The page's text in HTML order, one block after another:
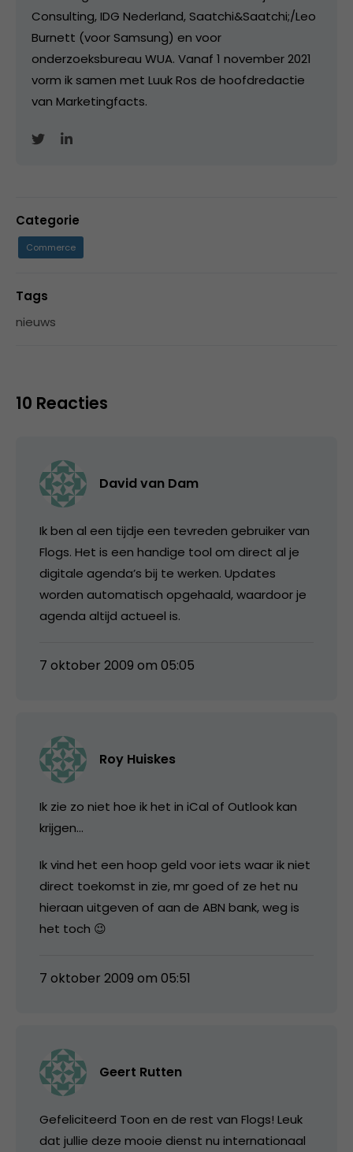
Consulting, IDG Nederland, Saatchi&Saatchi;/Leo
Burnett (voor Samsung) en voor
onderzoeksbureau WUA. Vanaf 1 november 2021
vorm ik samen met Luuk Ros de hoofdredactie
van Marketingfacts.
Categorie
Commerce
Tags
nieuws
10 Reacties
David van Dam
Ik ben al een tijdje een tevreden gebruiker van
Flogs. Het is een handige tool om direct al je
digitale agenda’s bij te werken. Updates
worden automatisch opgehaald, waardoor je
agenda altijd actueel is.
7 oktober 2009 om 05:05
Roy Huiskes
Ik zie zo niet hoe ik het in iCal of Outlook kan
krijgen…
Ik vind het een hoop geld voor iets waar ik niet
direct toekomst in zie, mr goed of ze het nu
hieraan uitgeven of aan de ABN bank, weg is
het toch 😉
7 oktober 2009 om 05:51
Geert Rutten
Gefeliciteerd Toon en de rest van Flogs! Leuk
dat jullie deze mooie dienst nu internationaal